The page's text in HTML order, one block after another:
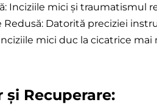
Inciziile mici și traumatismul
Redusă: Datorită preciziei
mici duc la cicatrice
Recuperare: